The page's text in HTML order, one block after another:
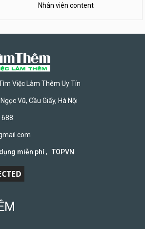
Nhân viên content
Việc Làm Thêm Uy Tín
Vũ, Cầu Giấy, Hà Nội
688
miễn phí, TOPVN